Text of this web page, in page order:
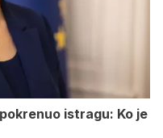
istragu: Ko je